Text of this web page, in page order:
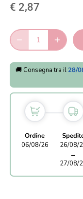
€ 2,87
🚚 Consegna tra il 28/
Ordine
06/08/26
26/08/
→
27/08/